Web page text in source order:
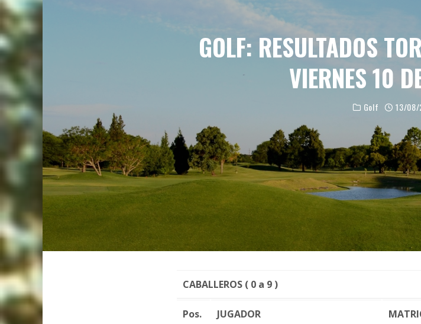
GOLF: RESULTADOS
VIERNES 10
Golf 13/08/
CABALLEROS ( 0 a 9 )
Pos. JUGADOR